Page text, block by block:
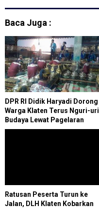
Baca Juga :
DPR RI Didik Haryadi Dorong
Warga Klaten Terus Nguri-uri
Budaya Lewat Pagelaran
Wayang
Ratusan Peserta Turun ke
Jalan, DLH Klaten Kobarkan